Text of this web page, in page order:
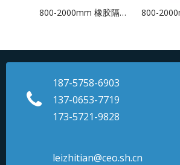
800-2000mm 橡胶隔膜板 （下进料）
187-5758-6903
137-0653-7719
173-5721-9828
leizhitian@ceo.sh.cn